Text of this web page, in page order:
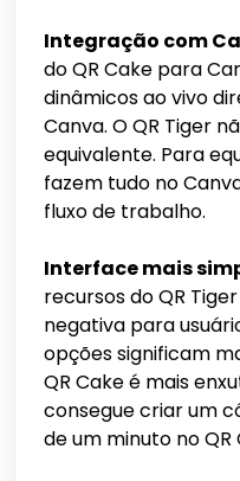
Integração com
do QR Cake para
dinâmicos ao vivo
Canva. O QR Tiger
equivalente. Para
fazem tudo no
fluxo de trabalho.
Interface mais
recursos do QR
negativa para
opções significam
QR Cake é mais
consegue criar um
de um minuto no QR